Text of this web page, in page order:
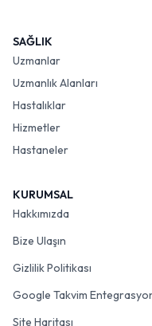
SAĞLIK
Uzmanlar
Uzmanlık Alanları
Hastalıklar
Hizmetler
Hastaneler
KURUMSAL
Hakkımızda
Bize Ulaşın
Gizlilik Politikası
Google Takvim
Site Haritası